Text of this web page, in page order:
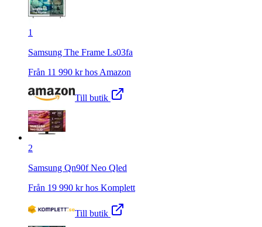
1
Samsung The Frame Ls03fa
Från 11 990 kr hos Amazon
Till butik
2
Samsung Qn90f Neo Qled
Från 19 990 kr hos Komplett
Till butik